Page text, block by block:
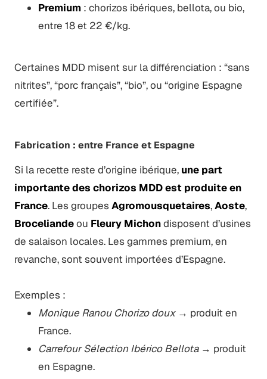
Premium: chorizos ibériques, bellota, ou bio,
entre 18 et 22 €/kg.
Certaines MDD misent sur la différenciation : “sans
nitrites”, “porc français”, “bio”, ou “origine Espagne
certifiée”.
Fabrication : entre France et Espagne
Si la recette reste d’origine ibérique, une part
importante des chorizos MDD est produite en
France. Les groupesAgromousquetaires,Aoste,
Broceliandeou Fleury Michondisposent d’usines
de salaison locales. Les gammes premium, en
revanche, sont souvent importées d’Espagne.
Exemples :
Monique Ranou Chorizo doux→ produit en
France.
Carrefour Sélection Ibérico Bellota→ produit
en Espagne.